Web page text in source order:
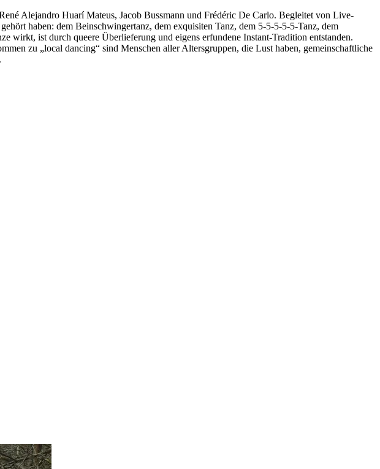
Alejandro Huarí Mateus, Jacob Bussmann und Frédéric De Carlo. Begleitet von Live-
haben: dem Beinschwingertanz, dem exquisiten Tanz, dem 5-5-5-5-5-Tanz, dem
wirkt, ist durch queere Überlieferung und eigens erfundene Instant-Tradition entstanden.
zu „local dancing“ sind Menschen aller Altersgruppen, die Lust haben, gemeinschaftliche